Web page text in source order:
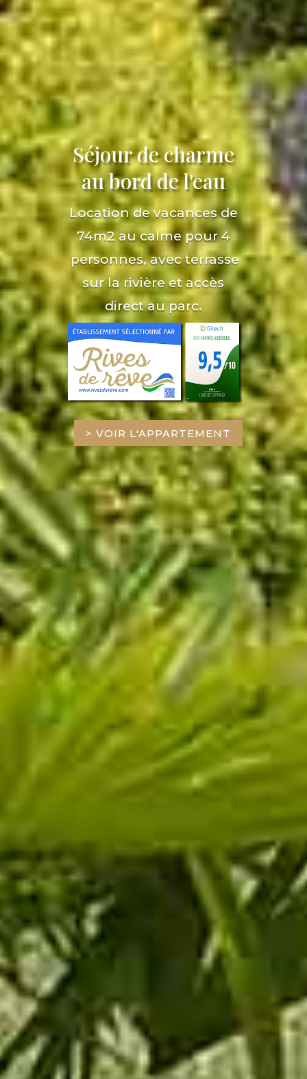
Séjour de charme
au bord de l'eau
Location de vacances de
74m2 au calme pour 4
personnes, avec terrasse
sur la rivière et accès
direct au parc.
> VOIR L'APPARTEMENT